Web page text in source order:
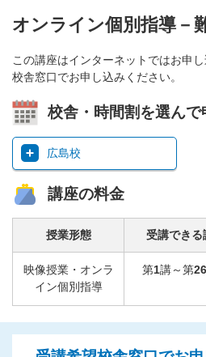
オンライン個別指導－
この講座はインターネットではお申
校舎窓口でお申し込みください。
校舎・時間割を選んで
広島校
講座の料金
授業形態
映像授業・オンラ
イン個別指導
受講できる
第1講～第